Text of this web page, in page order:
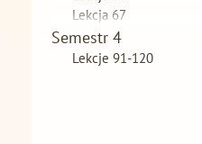
Lekcja 67
Lekcja 68
Lekcja 69
Semestr 4
Lekcje 91-120